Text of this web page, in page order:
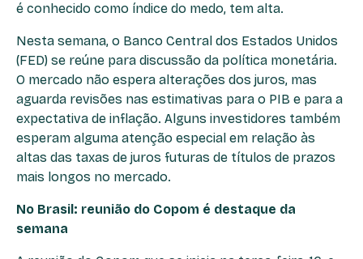
é conhecido como índice do medo, tem alta.
Nesta semana, o Banco Central dos Estados Unidos
(FED) se reúne para discussão da política monetária.
O mercado não espera alterações dos juros, mas
aguarda revisões nas estimativas para o PIB e para a
expectativa de inflação. Alguns investidores também
esperam alguma atenção especial em relação às
altas das taxas de juros futuras de títulos de prazos
mais longos no mercado.
No Brasil: reunião do Copom é destaque da
semana